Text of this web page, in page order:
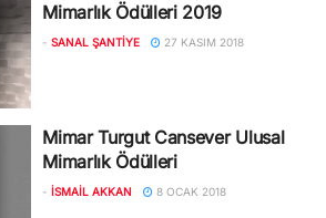
Mimarlık Ödülleri 2019
- SANAL ŞANTIYE 27 KASIM 2018
Mimar Turgut Cansever Ulusal
Mimarlık Ödülleri
- İSMAIL AKKAN 8 OCAK 2018